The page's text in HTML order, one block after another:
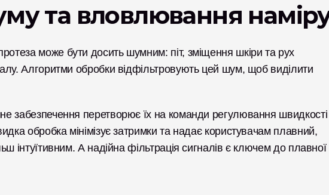
та вловлювання
може бути досить шумним: піт, зміщення шкіри та рух
Алгоритми обробки відфільтровують цей шум, щоб виділити
забезпечення перетворює їх на команди регулювання швидкості
обробка мінімізує затримки та надає користувачам плавний,
інтуїтивним. А надійна фільтрація сигналів є ключем до плавної